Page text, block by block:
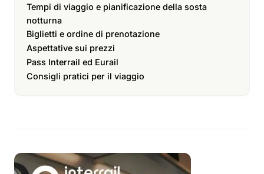
Tempi di viaggio e pianificazione della sosta
notturna
Biglietti e ordine di prenotazione
Aspettative sui prezzi
Pass Interrail ed Eurail
Consigli pratici per il viaggio